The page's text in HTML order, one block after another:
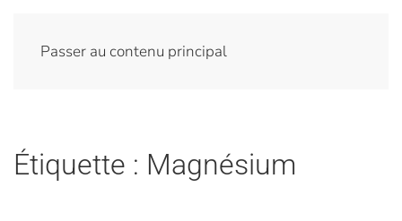
Passer au contenu principal
Étiquette : Magnésium